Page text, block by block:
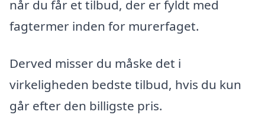
når du får et tilbud, der er fyldt med
fagtermer inden for murerfaget.
Derved misser du måske det i
virkeligheden bedste tilbud, hvis du kun
går efter den billigste pris.